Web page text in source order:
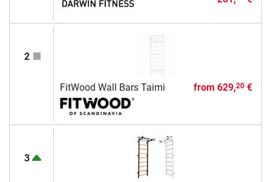
2
FitWood Wall Bars Taimi from 629,20€
3